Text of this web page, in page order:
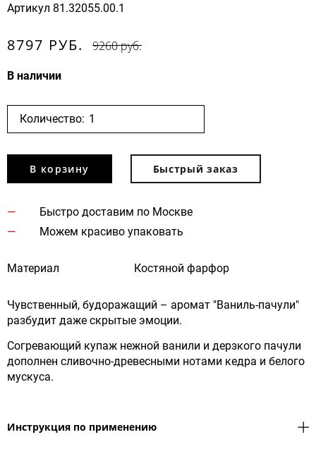
Артикул 81.32055.00.1
8797 РУБ. 9260 руб.
В наличии
Количество:
В корзину Быстрый заказ
Быстро доставим по Москве
Можем красиво упаковать
Материал Костяной фарфор
Чувственный, будоражащий – аромат "Ваниль-пачули"
разбудит даже скрытые эмоции.
Согревающий купаж нежной ванили и дерзкого пачули
дополнен сливочно-древесными нотами кедра и белого
мускуса.
Инструкция по применению